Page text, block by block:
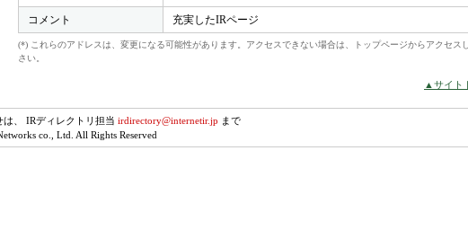
コメント 充実したIRページ
(*) これらのアドレスは、変更になる可能性があります。アクセスできない場合は、トップページからアクセス
さい。
▲サイト
、 IRディレクトリ担当 irdirectory@internetir.jp まで
co., Ltd. All Rights Reserved